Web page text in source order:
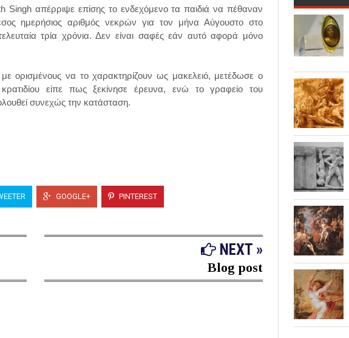
Singh απέρριψε επίσης το ενδεχόμενο τα παιδιά να πέθαναν
ημερήσιος αριθμός νεκρών για τον μήνα Αύγουστο στο
τρία χρόνια. Δεν είναι σαφές εάν αυτό αφορά μόνο
ορισμένους να το χαρακτηρίζουν ως μακελειό, μετέδωσε ο
είπε πως ξεκίνησε έρευνα, ενώ το γραφείο του
συνεχώς την κατάσταση.
GOOGLE+ PINTEREST
NEXT »
Blog post